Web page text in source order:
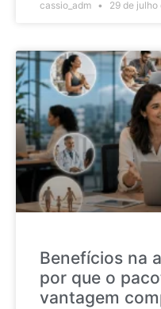
cassio_adm 29 de julho
Benefícios na
por que o
vantagem